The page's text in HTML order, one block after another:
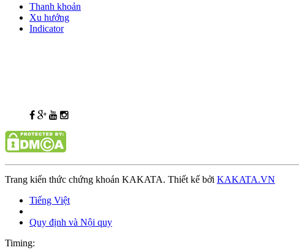
Thanh khoản
Xu hướng
Indicator
Trang kiến thức chứng khoán KAKATA. Thiết kế bởi KAKATA.VN
Tiếng Việt
Quy định và Nội quy
Timing: